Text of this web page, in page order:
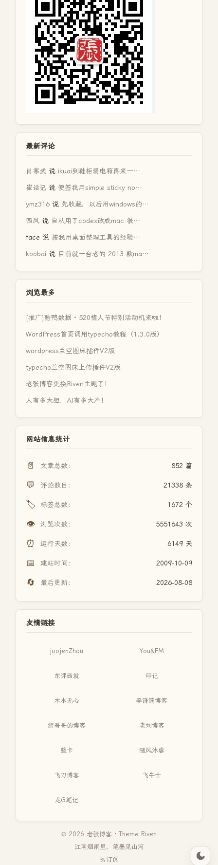
最新评论
肖寒武 说 ikuai到鞋柜弱电箱再来一…
崔话记 说 便签我用simple sticky no…
ymz316 说 先收藏，以后用windows的…
西风 说 自从用了codex改成mac 很…
face 说 按我用桌面整理工具的经验…
koobai 说 目前就一台老的 2013 款ma…
浏览最多
[推广]酷鸭数据 · 520情人节特别活动机来啦！
WordPress首页调用typecho教程（1.3.0版）
wordpress兰空图床插件V2版
typecho兰空图床上传插件V2版
老张博客更换Riven主题了！
人有多大胆，AI有多大产！
网站信息统计
📄 文章总数： 852 篇
💬 评论数目： 21338 条
🏷️ 标签总数： 1672 个
👁️ 浏览次数： 5551643 次
⏰ 运行天数： 6149 天
📅 建站时间： 2009-10-09
🔄 最后更新： 2026-08-08
友情链接
joojenZhou You&FM
东评西就 印记
木本无心 李锋镝博客
缙哥哥的博客 老刘博客
蓝卡 随风沐虐
飞刀博客 飞牛士
龙G笔记
© 2026 老张博客 · Theme Riven
江南烟雨里，笔墨见山河
订阅